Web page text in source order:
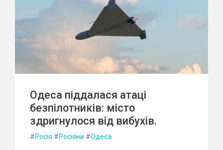
Одеса піддалася атаці
безпілотників: місто
здригнулося від вибухів.
#Росія #Росіяни #Одеса